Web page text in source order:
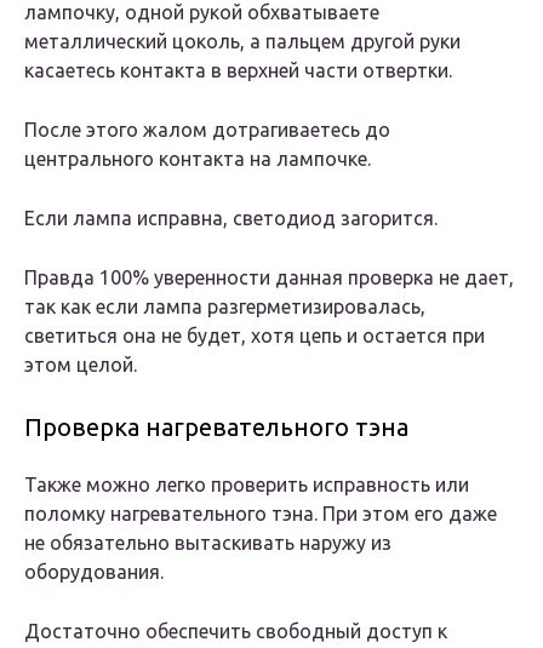
лампочку, одной рукой обхватываете
металлический цоколь, а пальцем другой руки
касаетесь контакта в верхней части отвертки.
После этого жалом дотрагиваетесь до
центрального контакта на лампочке.
Если лампа исправна, светодиод загорится.
Правда 100% уверенности данная проверка не дает,
так как если лампа разгерметизировалась,
светиться она не будет, хотя цепь и остается при
этом целой.
Проверка нагревательного тэна
Также можно легко проверить исправность или
поломку нагревательного тэна. При этом его даже
не обязательно вытаскивать наружу из
оборудования.
Достаточно обеспечить свободный доступ к